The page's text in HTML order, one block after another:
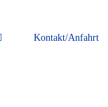
Kontakt/Anfahrt